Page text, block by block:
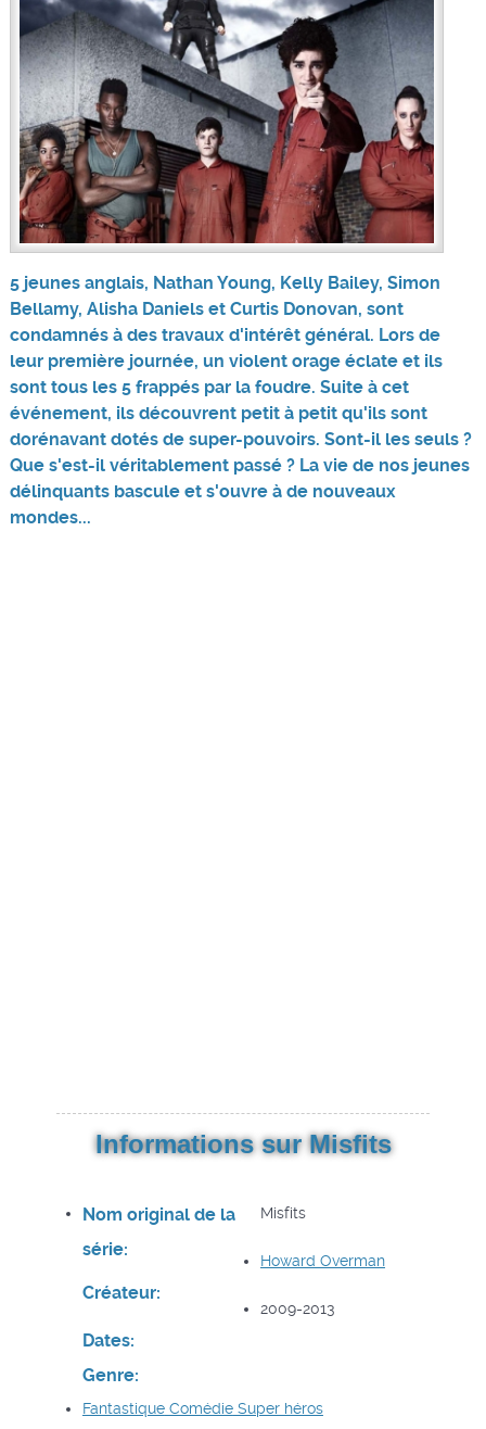
5 jeunes anglais, Nathan Young, Kelly Bailey, Simon
Bellamy, Alisha Daniels et Curtis Donovan, sont
condamnés à des travaux d'intérêt général. Lors de
leur première journée, un violent orage éclate et ils
sont tous les 5 frappés par la foudre. Suite à cet
événement, ils découvrent petit à petit qu'ils sont
dorénavant dotés de super-pouvoirs. Sont-il les seuls ?
Que s'est-il véritablement passé ? La vie de nos jeunes
délinquants bascule et s'ouvre à de nouveaux
mondes...
Informations sur Misfits
Nom original de la
série:
Misfits
Créateur:
Howard Overman
Dates:
2009-2013
Genre:
FantastiqueComédieSuper héros